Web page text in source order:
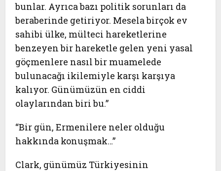
bunlar. Ayrıca bazı politik sorunları da
beraberinde getiriyor. Mesela birçok ev
sahibi ülke, mülteci hareketlerine
benzeyen bir hareketle gelen yeni yasal
göçmenlere nasıl bir muamelede
bulunacağı ikilemiyle karşı karşıya
kalıyor. Günümüzün en ciddi
olaylarından biri bu.”
“Bir gün, Ermenilere neler olduğu
hakkında konuşmak…”
Clark, günümüz Türkiyesinin